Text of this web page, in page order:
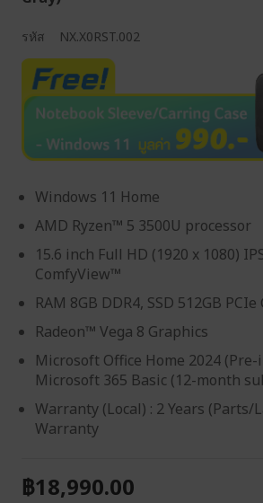
รหัส NX.X0RST.002
Windows 11 Home
AMD Ryzen™ 5 3500U processor
15.6 inch Full HD (1920 x 1080)
ComfyView™
RAM 8GB DDR4, SSD 512GB
Radeon™ Vega 8 Graphics
Microsoft Office Home 2024
Microsoft 365 Basic (12-month
Warranty (Local) : 2 Years (Parts/
Warranty
฿18,990.00